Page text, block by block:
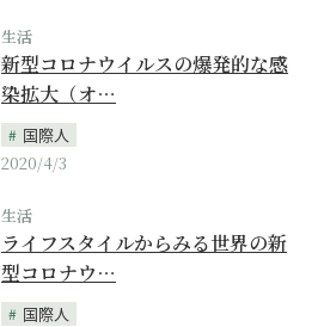
生活
新型コロナウイルスの爆発的な感
染拡大（オ…
国際人
2020/4/3
生活
ライフスタイルからみる世界の新
型コロナウ…
国際人